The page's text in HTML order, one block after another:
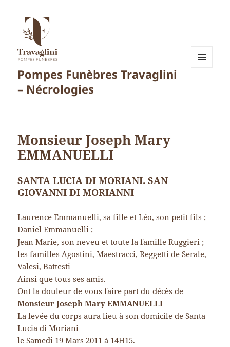
Pompes Funèbres Travaglini
– Nécrologies
Monsieur Joseph Mary
EMMANUELLI
SANTA LUCIA DI MORIANI. SAN
GIOVANNI DI MORIANNI
Laurence Emmanuelli, sa fille et Léo, son petit fils ;
Daniel Emmanuelli ;
Jean Marie, son neveu et toute la famille Ruggieri ;
les familles Agostini, Maestracci, Reggetti de Serale,
Valesi, Battesti
Ainsi que tous ses amis.
Ont la douleur de vous faire part du décès de
Monsieur Joseph Mary EMMANUELLI
La levée du corps aura lieu à son domicile de Santa
Lucia di Moriani
le Samedi 19 Mars 2011 à 14H15.